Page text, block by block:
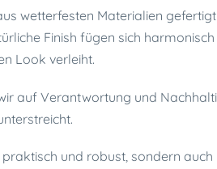
wetterfesten Materialien
Finish fügen sich
Look verleiht.
auf Verantwortung und
und robust, sondern